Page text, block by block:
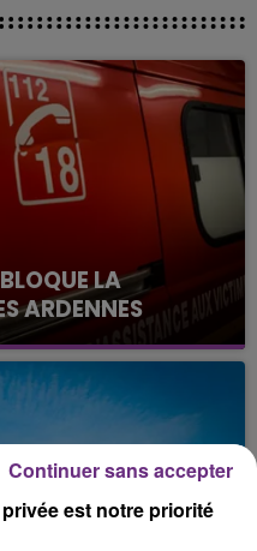
LA
ARDENNES
ce mercredi en
est notre priorité
Continuer sans accepter